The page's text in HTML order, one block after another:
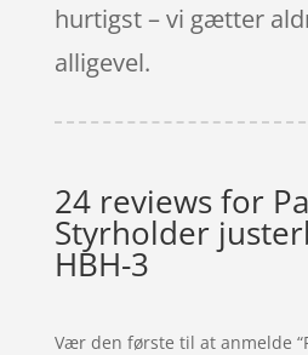
hurtigst – vi gætter
alligevel.
24 reviews for
Styrholder
HBH-3
Vær den første til at anmelde